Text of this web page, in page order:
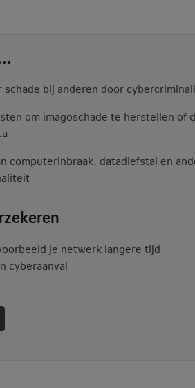
schade bij anderen door
om imagoschade te herstellen of
computerinbraak, datadiefstal en
je netwerk langere tijd
cyberaanval